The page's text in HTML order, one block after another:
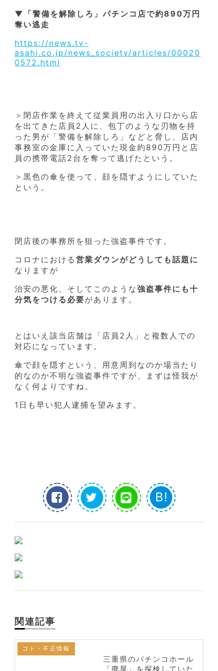
▼「警備を解除しろ」パチンコ店で約890万円
奪い逃走
https://news.tv-
asahi.co.jp/news_society/articles/00020
0572.html
＞閉店作業を終えて従業員用の出入り口から店
を出てきた店員2人に、包丁のような刃物を持
った男が「警備を解除しろ」などと脅し、店内
事務室の金庫に入っていた現金約890万円と店
員の携帯電話2台を奪って逃げたという。
＞黒色の傘を使って、顔を隠すようにしていた
という。
閉店後の事務所を狙った強盗事件です。
コロナにおける 営業ダウンがどうしても話題に
なりますが
治安の悪化、そしてこのような強盗事件にも十
分気をつける必要があります。
とはいえ該当店舗は「店員2人」と複数人での
対応になっています。
傘で顔を隠すという、用意周到なのか場当たり
的なのか不明な強盗事件ですが、まずは怪我が
なく何よりですね。
1日も早い犯人逮捕を望みます。
B!
関連記事
ゴト・不正情報
三重県のパチンコホール
「廃屋」を探検していた